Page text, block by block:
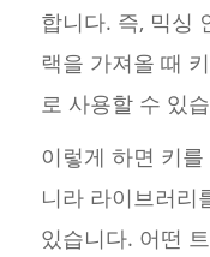
합니다. 즉, 믹싱
랙을 가져올 때
로 사용할 수 있
이렇게 하면 키
니라 라이브러리
있습니다. 어떤